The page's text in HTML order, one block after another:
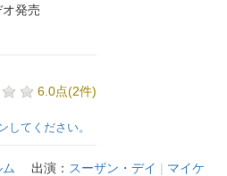
発売
6.0点(2件)
してください。
出演： スーザン・デイ | マイケ